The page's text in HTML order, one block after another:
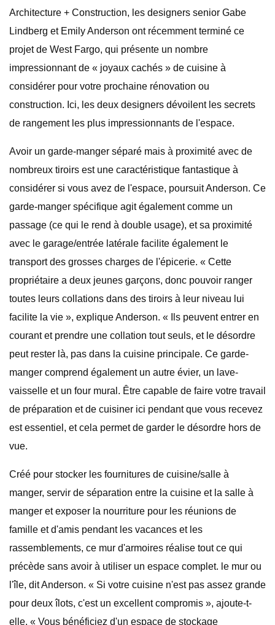
Architecture + Construction, les designers senior Gabe
Lindberg et Emily Anderson ont récemment terminé ce
projet de West Fargo, qui présente un nombre
impressionnant de « joyaux cachés » de cuisine à
considérer pour votre prochaine rénovation ou
construction. Ici, les deux designers dévoilent les secrets
de rangement les plus impressionnants de l'espace.
Avoir un garde-manger séparé mais à proximité avec de
nombreux tiroirs est une caractéristique fantastique à
considérer si vous avez de l'espace, poursuit Anderson. Ce
garde-manger spécifique agit également comme un
passage (ce qui le rend à double usage), et sa proximité
avec le garage/entrée latérale facilite également le
transport des grosses charges de l'épicerie. « Cette
propriétaire a deux jeunes garçons, donc pouvoir ranger
toutes leurs collations dans des tiroirs à leur niveau lui
facilite la vie », explique Anderson. « Ils peuvent entrer en
courant et prendre une collation tout seuls, et le désordre
peut rester là, pas dans la cuisine principale. Ce garde-
manger comprend également un autre évier, un lave-
vaisselle et un four mural. Être capable de faire votre travail
de préparation et de cuisiner ici pendant que vous recevez
est essentiel, et cela permet de garder le désordre hors de
vue.
Créé pour stocker les fournitures de cuisine/salle à
manger, servir de séparation entre la cuisine et la salle à
manger et exposer la nourriture pour les réunions de
famille et d'amis pendant les vacances et les
rassemblements, ce mur d'armoires réalise tout ce qui
précède sans avoir à utiliser un espace complet. le mur ou
l'île, dit Anderson. « Si votre cuisine n'est pas assez grande
pour deux îlots, c'est un excellent compromis », ajoute-t-
elle. « Vous bénéficiez d'un espace de stockage